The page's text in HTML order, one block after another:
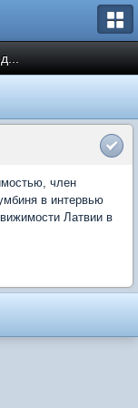
член
в интервью
Латвии в